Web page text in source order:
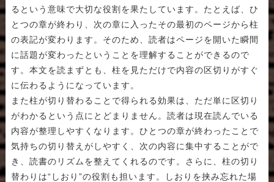
るという意味で大切な役割を果たしています。たとえば、ひ
とつの章が終わり、次の章に入ったその最初のページから柱
の表記が変わります。そのため、読者はページを開いた瞬間
に話題が変わったということを理解することができるので
す。本文を読まずとも、柱を見ただけで内容の区切りがすぐ
に伝わるようになっています。
また柱が切り替わることで得られる効果は、ただ単に区切り
がわかるという点にとどまりません。読者は現在読んでいる
内容が整理しやすくなります。ひとつの章が終わったことで
気持ちの切り替えがしやすく、次の内容に集中することがで
き、読書のリズムを整えてくれるのです。さらに、柱の切り
替わりは“しおり”の役割も担います。しおりを挟み忘れた場